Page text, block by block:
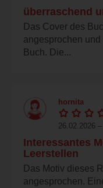
überraschend
Das Cover des
angesprochen
Buch. Die...
hornita
26.02.2026
Interessantes
Leerstellen
Das Motiv dieses
angesprochen.